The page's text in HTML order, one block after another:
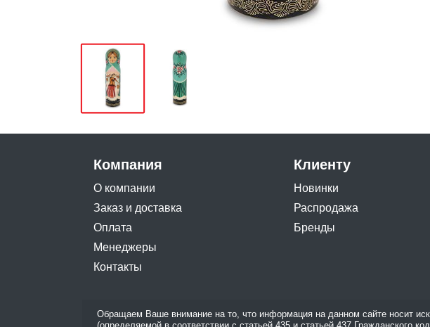
Компания
О компании
Заказ и доставка
Оплата
Менеджеры
Контакты
Клиенту
Новинки
Распродажа
Бренды
Обращаем Ваше внимание на то, что информация на данном сайте носит